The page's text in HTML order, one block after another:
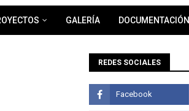
GALERÍA DOCUMENTACIÓN
REDES SOCIALES